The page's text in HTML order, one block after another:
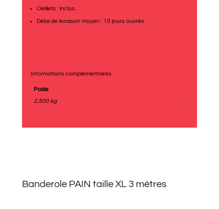
Oeillets : inclus.
Délai de livraison moyen : 10 jours ouvrés.
Informations complémentaires
Poids
2,500 kg
Banderole PAIN taille XL 3 mètres